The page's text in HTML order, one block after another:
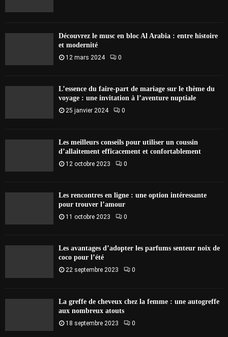
Découvrez le musc en bloc Al Arabia : entre histoire
et modernité
12 mars 2024 0
L’essence du faire-part de mariage sur le thème du
voyage : une invitation à l’aventure nuptiale
25 janvier 2024 0
Les meilleurs conseils pour utiliser un coussin
d’allaitement efficacement et confortablement
12 octobre 2023 0
Les rencontres en ligne : une option intéressante
pour trouver l’amour
11 octobre 2023 0
Les avantages d’adopter les parfums senteur noix de
coco pour l’été
22 septembre 2023 0
La greffe de cheveux chez la femme : une autogreffe
aux nombreux atouts
18 septembre 2023 0